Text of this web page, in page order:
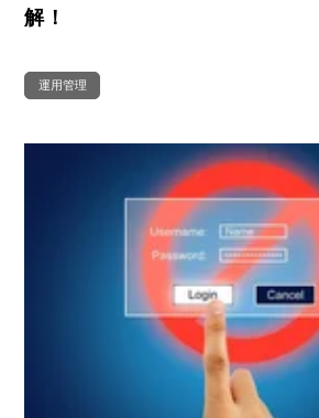
解！
運用管理